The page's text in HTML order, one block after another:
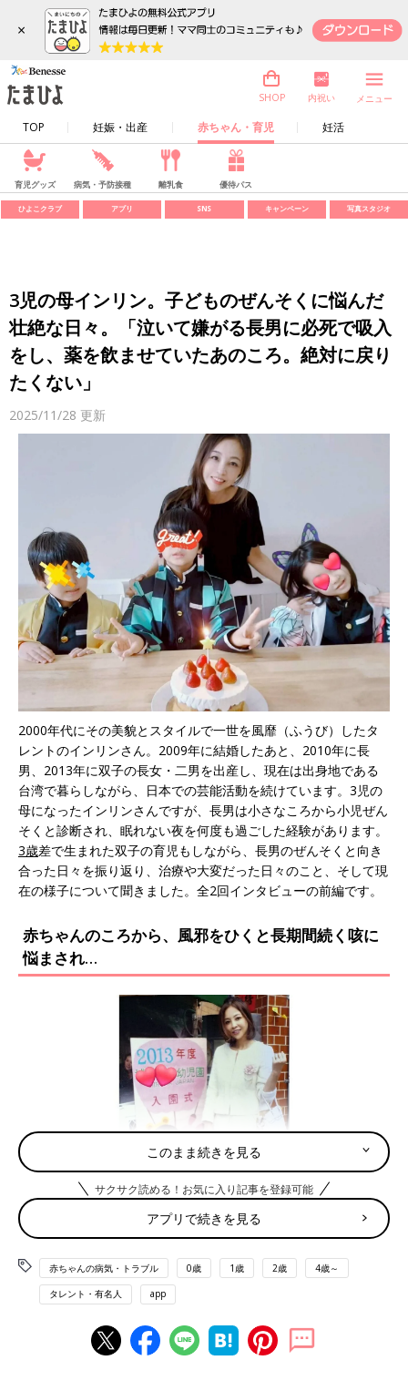
×
TOP 妊娠・出産 赤ちゃん・育児 妊活
SHOP 内祝い メニュー
育児グッズ 病気・予防接種 離乳食 優待パス
ひよこクラブ アプリ SNS キャンペーン 写真スタジオ
3児の母インリン。子どものぜんそくに悩んだ
壮絶な日々。「泣いて嫌がる長男に必死で吸入
をし、薬を飲ませていたあのころ。絶対に戻り
たくない」
2025/11/28 更新
2000年代にその美貌とスタイルで一世を風靡（ふうび）したタ
レントのインリンさん。2009年に結婚したあと、2010年に長
男、2013年に双子の長女・二男を出産し、現在は出身地である
台湾で暮らしながら、日本での芸能活動を続けています。3児の
母になったインリンさんですが、長男は小さなころから小児ぜん
そくと診断され、眠れない夜を何度も過ごした経験があります。
3歳差で生まれた双子の育児もしながら、長男のぜんそくと向き
合った日々を振り返り、治療や大変だった日々のこと、そして現
在の様子について聞きました。全2回インタビューの前編です。
赤ちゃんのころから、風邪をひくと長期間続く咳に
悩まされ…
長男の幼稚園入園式にて。ぜんそくによる咳がひどくなっていた時期
インリンさんといえば、抜群のスタイルと美貌で話題を呼んだグ
ラビアを思い出す方も多いでしょう。そんなインリンさんも現在
49歳。相変わらずの美しさですが、私生活では3児の母として忙
このまま続きを見る
サクサク読める！お気に入り記事を登録可能
アプリで続きを見る
赤ちゃんの病気・トラブル 0歳 1歳 2歳 4歳～
タレント・有名人 app